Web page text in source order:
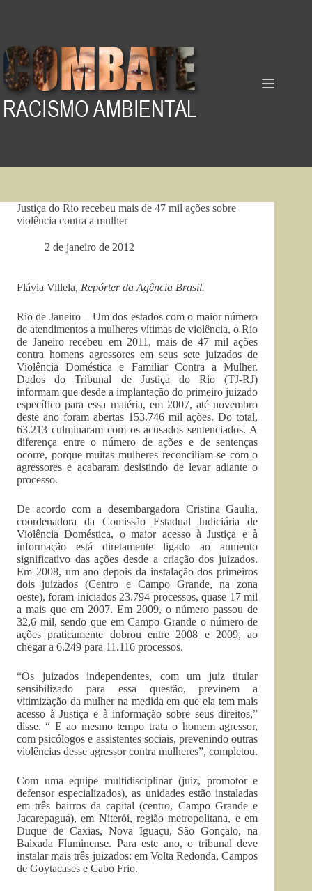
Justiça do Rio recebeu mais de 47 mil ações sobre
violência contra a mulher
2 de janeiro de 2012
Flávia Villela , Repórter da Agência Brasil.
Rio de Janeiro – Um dos estados com o maior número
de atendimentos a mulheres vítimas de violência, o Rio
de Janeiro recebeu em 2011, mais de 47 mil ações
contra homens agressores em seus sete juizados de
Violência Doméstica e Familiar Contra a Mulher.
Dados do Tribunal de Justiça do Rio (TJ-RJ)
informam que desde a implantação do primeiro juizado
específico para essa matéria, em 2007, até novembro
deste ano foram abertas 153.746 mil ações. Do total,
63.213 culminaram com os acusados sentenciados. A
diferença entre o número de ações e de sentenças
ocorre, porque muitas mulheres reconciliam-se com o
agressores e acabaram desistindo de levar adiante o
processo.
De acordo com a desembargadora Cristina Gaulia,
coordenadora da Comissão Estadual Judiciária de
Violência Doméstica, o maior acesso à Justiça e à
informação está diretamente ligado ao aumento
significativo das ações desde a criação dos juizados.
Em 2008, um ano depois da instalação dos primeiros
dois juizados (Centro e Campo Grande, na zona
oeste), foram iniciados 23.794 processos, quase 17 mil
a mais que em 2007. Em 2009, o número passou de
32,6 mil, sendo que em Campo Grande o número de
ações praticamente dobrou entre 2008 e 2009, ao
chegar a 6.249 para 11.116 processos.
“Os juizados independentes, com um juiz titular
sensibilizado para essa questão, previnem a
vitimização da mulher na medida em que ela tem mais
acesso à Justiça e à informação sobre seus direitos,”
disse. “ E ao mesmo tempo trata o homem agressor,
com psicólogos e assistentes sociais, prevenindo outras
violências desse agressor contra mulheres”, completou.
Com uma equipe multidisciplinar (juiz, promotor e
defensor especializados), as unidades estão instaladas
em três bairros da capital (centro, Campo Grande e
Jacarepaguá), em Niterói, região metropolitana, e em
Duque de Caxias, Nova Iguaçu, São Gonçalo, na
Baixada Fluminense. Para este ano, o tribunal deve
instalar mais três juizados: em Volta Redonda, Campos
de Goytacases e Cabo Frio.